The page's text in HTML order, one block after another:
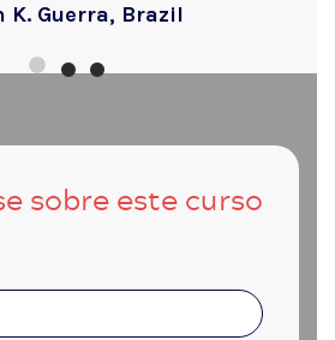
K. Guerra, Brazil
sobre este curso